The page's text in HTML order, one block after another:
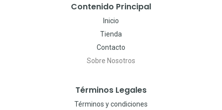
Contenido Principal
Inicio
Tienda
Contacto
Sobre Nosotros
Términos Legales
Términos y condiciones